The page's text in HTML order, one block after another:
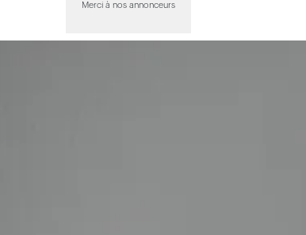
Merci à nos annonceurs